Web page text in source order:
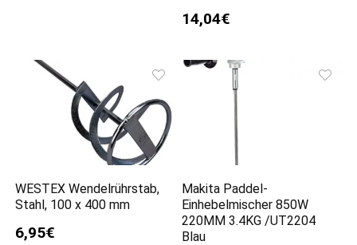
14,04€
WESTEX Wendelrührstab,
Stahl, 100 x 400 mm
6,95€
Makita Paddel-
Einhebelmischer 850W
220MM 3.4KG /UT2204
Blau